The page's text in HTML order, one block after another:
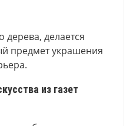
дерева, делается
предмет украшения
из газет